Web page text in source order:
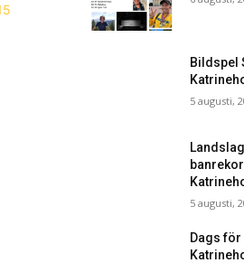
Bildspel
5 augusti,
5 augusti,
Dags